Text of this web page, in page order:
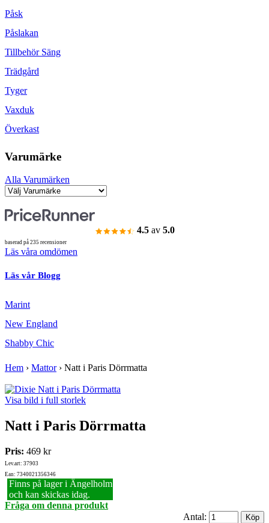
Påsk
Påslakan
Tillbehör Säng
Trädgård
Tyger
Vaxduk
Överkast
Varumärke
Alla Varumärken
4.5 av 5.0
baserad på 235 recensioner
Läs våra omdömen
Läs vår Blogg
Marint
New England
Shabby Chic
Hem › Mattor› Natt i Paris Dörrmatta
Visa bild i full storlek
Natt i Paris Dörrmatta
Pris: 469 kr
Lev.art: 37903
Ean: 7340021356346
Finns på lager i Ängelholm
och kan skickas idag.
Fråga om denna produkt
Antal: